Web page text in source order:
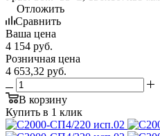
Отложить
Сравнить
Ваша цена
4 154 руб.
Розничная цена
4 653,32 руб.
В корзину
Купить в 1 клик